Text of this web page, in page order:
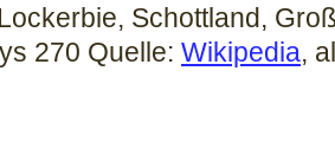
Schottland,
270 Quelle: Wikipedia,